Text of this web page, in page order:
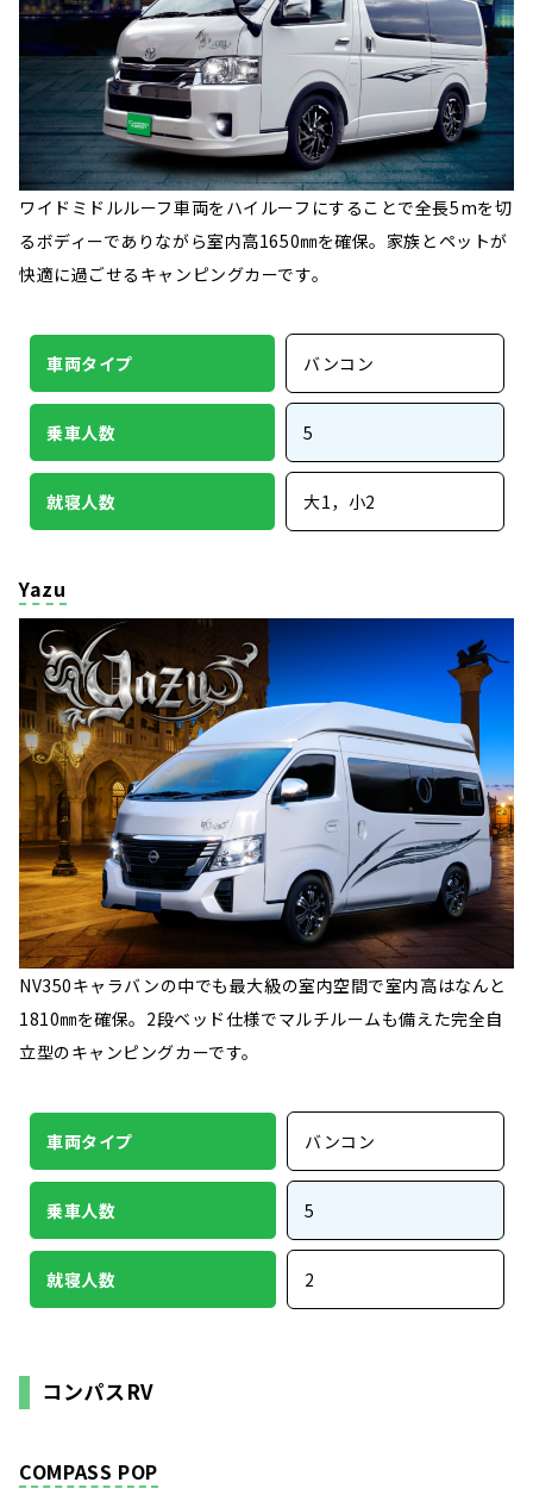
ワイドミドルルーフ車両をハイルーフにすることで全長5mを切
るボディーでありながら室内高1650㎜を確保。家族とペットが
快適に過ごせるキャンピングカーです。
車両タイプ バンコン
乗車人数 5
就寝人数 大1，小2
Yazu
NV350キャラバンの中でも最大級の室内空間で室内高はなんと
1810㎜を確保。2段ベッド仕様でマルチルームも備えた完全自
立型のキャンピングカーです。
車両タイプ バンコン
乗車人数 5
就寝人数 2
コンパスRV
COMPASS POP